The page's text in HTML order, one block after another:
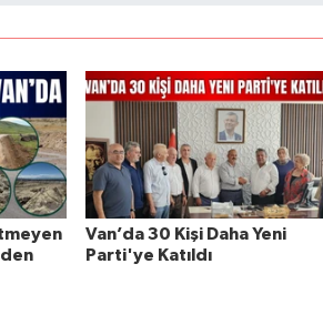
Van’da 30 Kişi Daha Yeni
Parti'ye Katıldı